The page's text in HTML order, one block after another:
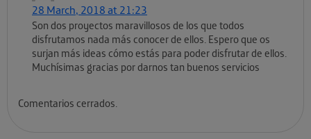
28 March, 2018 at 21:23
Son dos proyectos maravillosos de los que todos
disfrutamos nada más conocer de ellos. Espero que os
surjan más ideas cómo estás para poder disfrutar de ellos.
Muchísimas gracias por darnos tan buenos servicios
Comentarios cerrados.